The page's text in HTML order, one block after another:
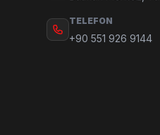
TELEFON
+90 551 926 9144